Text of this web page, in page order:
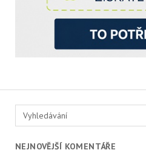
Hledat
NEJNOVĚJŠÍ KOMENTÁŘE